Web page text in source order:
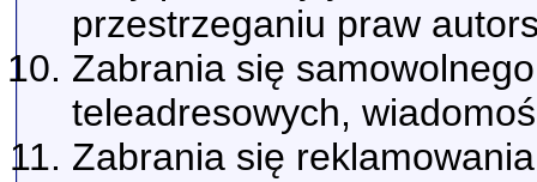
przestrzeganiu praw
Zabrania się
teleadresowych,
Zabrania się